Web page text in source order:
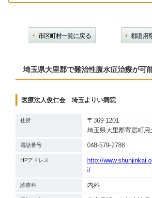
市区町村一覧に戻る 都道府
埼玉県大里郡で難治性腹水症治療が可
医療法人俊仁会 埼玉よりい病院
住所
〒369-1201
埼玉県大里郡寄居町用
電話番号 048-579-2788
HPアドレス
http://
i/
診療科 内科